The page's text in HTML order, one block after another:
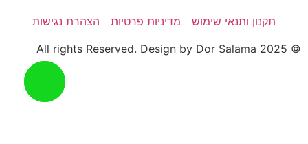
תקנון ותנאי שימוש מדיניות פרטיות
הצהרת נגישות
© 2025 All rights Reserved. Design by Dor Salama